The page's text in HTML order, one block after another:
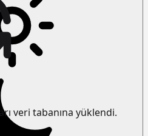
veri tabanına yüklendi.